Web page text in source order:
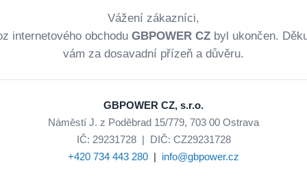
Vážení zákazníci,
internetového obchodu GBPOWER CZbyl ukončen.
vám za dosavadní přízeň a důvěru.
GBPOWER CZ, s.r.o.
Náměstí J. z Poděbrad 15/779, 703 00 Ostrava
IČ: 29231728 | DIČ: CZ29231728
+420 734 443 280 | info@gbpower.cz